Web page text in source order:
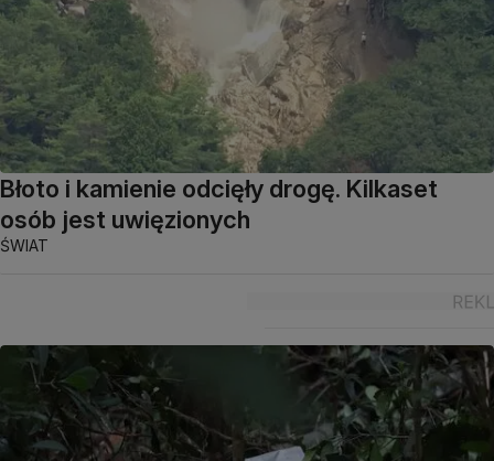
Błoto i kamienie odcięły drogę. Kilkaset
osób jest uwięzionych
ŚWIAT